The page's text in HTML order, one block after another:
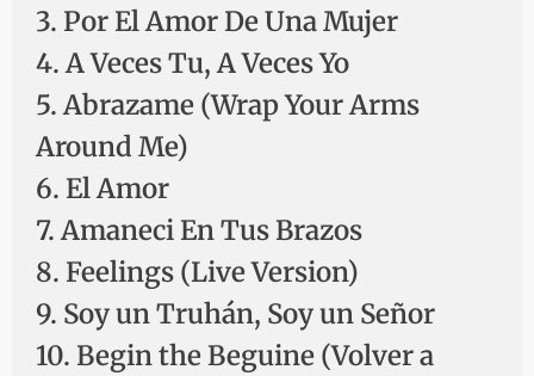
3. Por El Amor De Una Mujer
4. A Veces Tu, A Veces Yo
5. Abrazame (Wrap Your Arms
Around Me)
6. El Amor
7. Amaneci En Tus Brazos
8. Feelings (Live Version)
9. Soy un Truhán, Soy un Señor
10. Begin the Beguine (Volver a